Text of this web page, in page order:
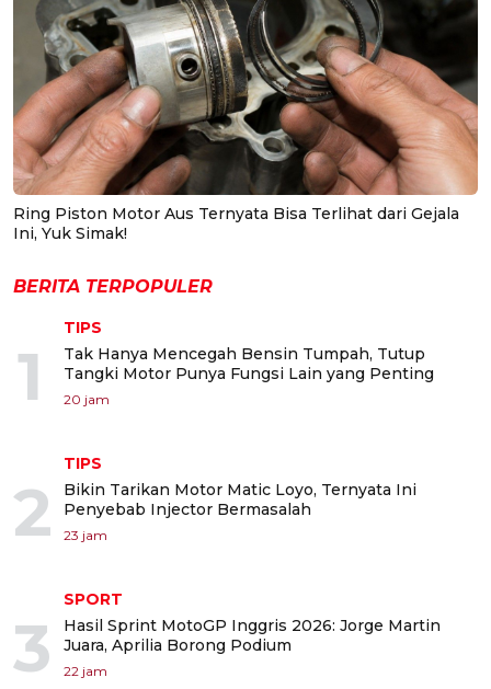
Ring Piston Motor Aus Ternyata Bisa Terlihat dari Gejala
Ini, Yuk Simak!
BERITA TERPOPULER
1
TIPS
Tak Hanya Mencegah Bensin Tumpah, Tutup
Tangki Motor Punya Fungsi Lain yang Penting
20 jam
2
TIPS
Bikin Tarikan Motor Matic Loyo, Ternyata Ini
Penyebab Injector Bermasalah
23 jam
3
SPORT
Hasil Sprint MotoGP Inggris 2026: Jorge Martin
Juara, Aprilia Borong Podium
22 jam